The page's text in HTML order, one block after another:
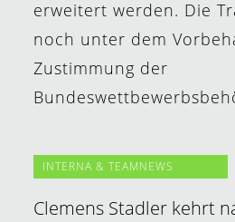
erweitert werden. Die
noch unter dem
Zustimmung der
INTERNA & TEAMNEWS
Clemens Stadler kehrt